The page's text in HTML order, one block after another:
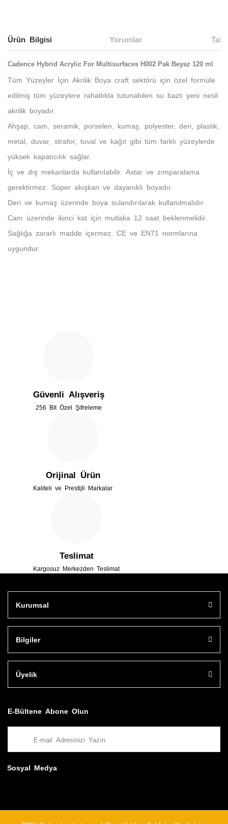
Ürün Bilgisi Yorumlar
Cadence Hybrid Acrylic For Multisurfaces H002 Pak Beyaz 120 ml
Tüm Yüzeyler İçin Akrilik Boya craft sektörü için özel formüle
edilmiş tüm yüzeylere rahatlıkla tutunabilen su bazlı yeni nesil
akrilik boyadır.
Ahşap, cam, seramik, porselen, kumaş, polyester, deri, plastik,
metal, duvar, strafor, tuval ve kağıt gibi tüm farklı yüzeylerde
yüksek kapatıcılık sağlar.
İç ve dış mekanlarda kullanılabilir. Astar ve zımparalama
gerektirmez. Süper akışkan ve dayanıklı boyadır.
Deri ve kumaş üzerinde boya sulandırılarak kullanılmalıdır.
Cam üzerinde ikinci kat için mutlaka 12 saat beklenmelidir.
Sağlığa zararlı madde içermez. CE ve EN71 normlarına
uygundur.
Ürün bilgilerinde hatalar bulunuyor.
Ürün fiyatı diğer sitelerden daha pahalı.
Güvenli Alışveriş
256 Bit Özel Şifreleme
Orijinal Ürün
Kaliteli ve Prestijli Markalar
Teslimat
Kargosuz Merkezden Teslimat
Kurumsal
Bilgiler
Üyelik
E-Bültene Abone Olun
Sosyal Medya